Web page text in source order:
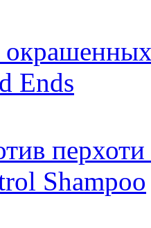
Ends
Shampoo